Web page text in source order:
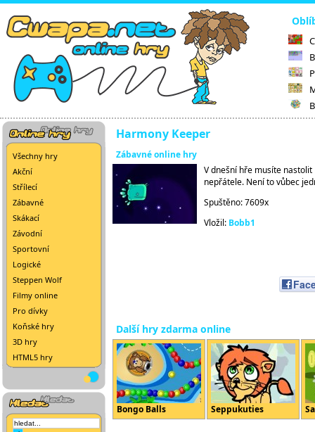
Všechny hry
Akční
Střílecí
Zábavné
Skákací
Závodní
Sportovní
Logické
Steppen Wolf
Filmy online
Pro dívky
Koňské hry
3D hry
HTML5 hry
Harmony Keeper
Zábavné online hry
V dnešní hře musíte
nepřátele. Není to vůbec
Spuštěno: 7609x
Vložil: Bobb1
Další hry zdarma online
Bongo Balls Seppukuties